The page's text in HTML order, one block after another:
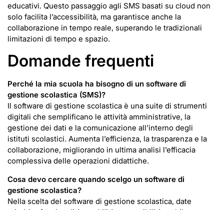
educativi. Questo passaggio agli SMS basati su cloud non
solo facilita l’accessibilità, ma garantisce anche la
collaborazione in tempo reale, superando le tradizionali
limitazioni di tempo e spazio.
Domande frequenti
Perché la mia scuola ha bisogno di un software di
gestione scolastica (SMS)?
Il software di gestione scolastica è una suite di strumenti
digitali che semplificano le attività amministrative, la
gestione dei dati e la comunicazione all’interno degli
istituti scolastici. Aumenta l’efficienza, la trasparenza e la
collaborazione, migliorando in ultima analisi l’efficacia
complessiva delle operazioni didattiche.
Cosa devo cercare quando scelgo un software di
gestione scolastica?
Nella scelta del software di gestione scolastica, date